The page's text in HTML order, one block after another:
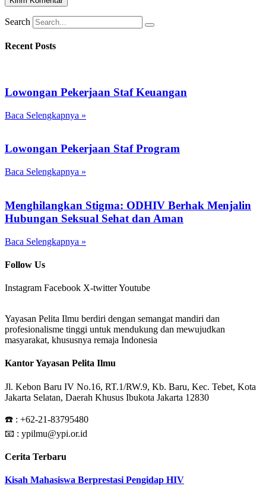
Search
Recent Posts
Lowongan Pekerjaan Staf Keuangan
Baca Selengkapnya »
Lowongan Pekerjaan Staf Program
Baca Selengkapnya »
Menghilangkan Stigma: ODHIV Berhak Menjalin
Hubungan Seksual Sehat dan Aman
Baca Selengkapnya »
Follow Us
Instagram Facebook X-twitterYoutube
Yayasan Pelita Ilmu berdiri dengan semangat mandiri dan
profesionalisme tinggi untuk mendukung dan mewujudkan
masyarakat, khususnya remaja Indonesia
Kantor Yayasan Pelita Ilmu
Jl. Kebon Baru IV No.16, RT.1/RW.9, Kb. Baru, Kec. Tebet, Kota
Jakarta Selatan, Daerah Khusus Ibukota Jakarta 12830
☎️ : +62-21-83795480
📧 : ypilmu@ypi.or.id
Cerita Terbaru
Kisah Mahasiswa Berprestasi Pengidap HIV